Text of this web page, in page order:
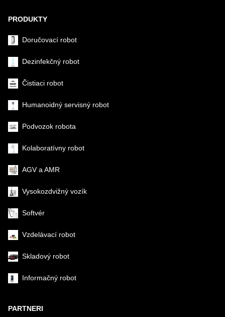
PRODUKTY
Doručovací robot
Dezinfekčný robot
Čistiaci robot
Humanoidný servisný robot
Podvozok robota
Kolaboratívny robot
AGV a AMR
Vysokozdvižný vozík
Softvér
Vzdelávací robot
Skladový robot
Informačný robot
PARTNERI